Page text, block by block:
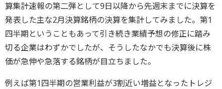
算集計速報の第二弾として9日以降から先週末までに決算を
発表した主な2月決算銘柄の決算を集計してみました。第1
四半期ということもあって引き続き業績予想の修正に踏み
切る企業はわずかでしたが、そうしたなかでも決算後に株
価が急伸や急落する銘柄が目立ちました。
例えば第1四半期の営業利益が3割近い増益となったトレジ